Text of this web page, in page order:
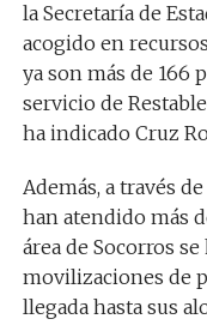
la Secretaría de
acogido en
ya son más de 166
servicio de
ha indicado Cruz
Además, a través
han atendido más
área de Socorros
movilizaciones de
llegada hasta sus